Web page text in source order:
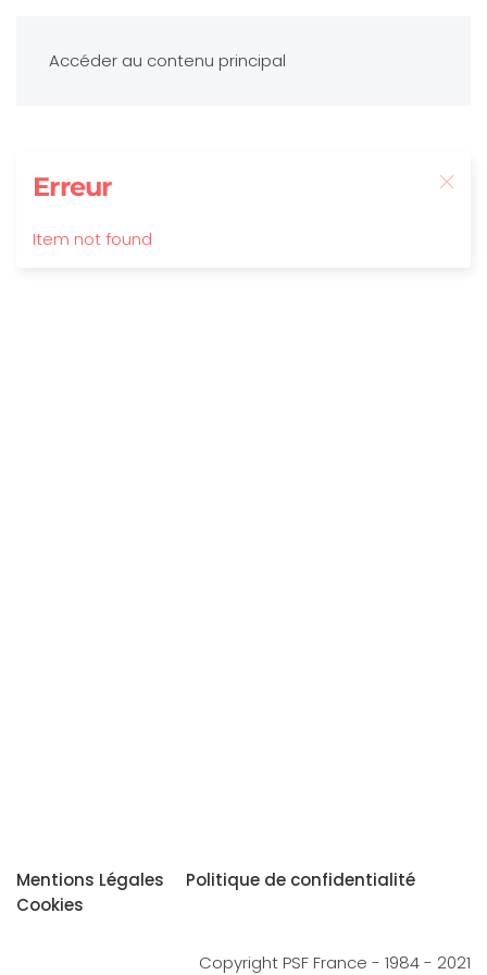
Accéder au contenu principal
Erreur
Item not found
Mentions Légales
Politique de confidentialité
Cookies
Copyright PSF France - 1984 - 2021